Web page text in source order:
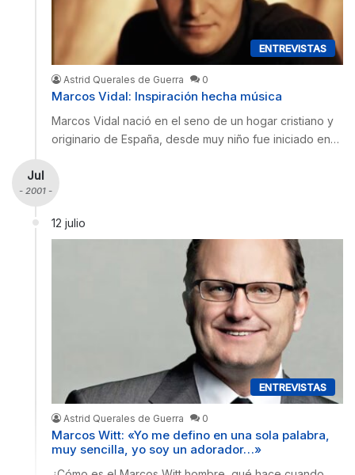
ENTREVISTAS
Astrid Querales de Guerra 0
Marcos Vidal: Inspiración hecha música
Marcos Vidal nació en el seno de un hogar cristiano y
originario de España, desde muy niño fue iniciado en…
Jul
- 2001 -
12 julio
ENTREVISTAS
Astrid Querales de Guerra 0
Marcos Witt: «Yo me defino en una sola palabra,
muy sencilla, yo soy un adorador…»